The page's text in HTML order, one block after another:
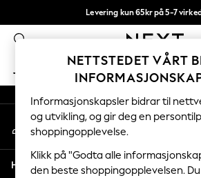
Levering kun 65kr på 5-7
Vi betaler alle tollavgifter
JENTER GUTTER BABY
GIRLS
New In
50 - 92cm
98 - 110cm
116 - 134cm
An error occurred on client
Våre sosiale
Min konto
Logg inn på kontoen din
Hjelp
NETTSTEDET VÅRT
Informasjonskapsler bidrar til
og utvikling, og gir deg en
shoppingopplevelse.
Klikk på "Godta alle
den beste shoppingopplevelsen.